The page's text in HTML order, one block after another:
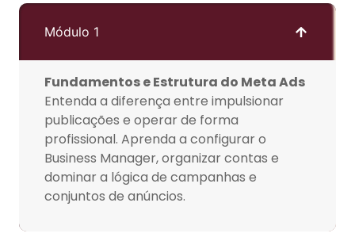
Módulo 1
Fundamentos e Estrutura do Meta Ads
Entenda a diferença entre impulsionar
publicações e operar de forma
profissional. Aprenda a configurar o
Business Manager, organizar contas e
dominar a lógica de campanhas e
conjuntos de anúncios.